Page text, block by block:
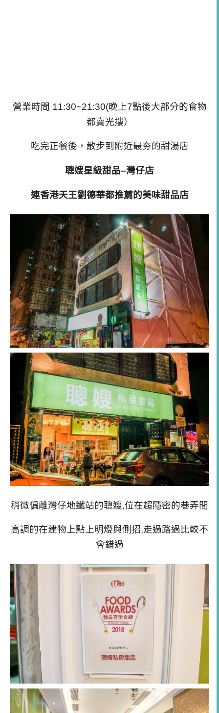
營業時間 11:30~21:30(晚上7點後大部分的食物
都賣光摟）
吃完正餐後，散步到附近最夯的甜湯店
聰嫂星級甜品–灣仔店
連香港天王劉德華都推薦的美味甜品店
稍微偏離灣仔地鐵站的聰嫂,位在超隱密的巷弄間
高調的在建物上點上明燈與側招,走過路過比較不
會錯過